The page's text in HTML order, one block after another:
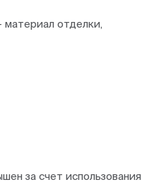
отделки,
за счет использования